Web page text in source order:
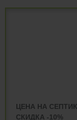
ЦЕНА НА
СКИДКА -10%